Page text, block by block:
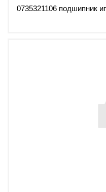
0735321106 подшипник